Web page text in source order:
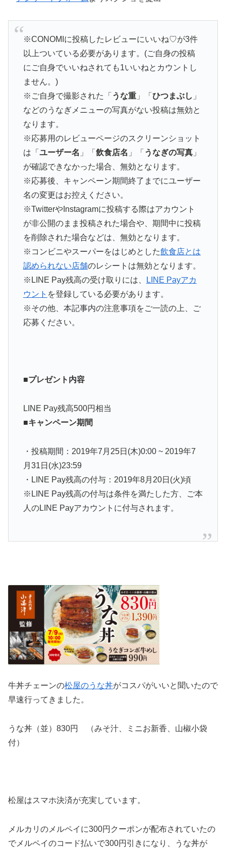
※CONOMIに投稿したレビューにいいね♡が3件
以上ついている必要があります。(ご自身の投稿
にご自身でいいねされても1いいねとカウントし
ません。)
※ご自身で撮影された「 うな重」「 ひつまぶし 」
などのうなぎメニューの写真がない投稿は無効と
なります。
※応募用のレビューページのスクリーンショット
は「 ユーザー名 」「 飲食店名 」「 うなぎの写真」
が確認できなかった場合、無効となります。
※応募後、キャンペーン期間終了までにユーザー
名の変更はお控えください。
※TwitterやInstagramに投稿する際はアカウント
が非公開のまま投稿された場合や、期間中に投稿
を削除された場合などは、無効となります。
※コンビニやスーパーをはじめとした飲食店とは
認められない店舗のレシートは無効となります。
※LINE Pay残高の受け取りには、
LINE Payアカ
ウント を登録している必要があります。
※その他、本記事内の注意事項をご一読の上、ご
応募ください。
■プレゼント内容
LINE Pay残高500円相当
■キャンペーン期間
・投稿期間：2019年7月25日(木)0:00 ~ 2019年7
月31日(水)23:59
・LINE Pay残高の付与：2019年8月20日(火)頃
※LINE Pay残高の付与は条件を満たした方、ご本
人のLINE Payアカウントに付与されます。
牛丼チェーンの松屋のうな丼がコスパがいいと聞いたので
早速行ってきました。
うな丼（並）830円 （みそ汁、ミニお新香、山椒小袋
付）
松屋はスマホ決済が充実しています。
メルカリのメルペイに300円クーポンが配布されていたの
でメルペイのコード払いで300円引きになり、うな丼が